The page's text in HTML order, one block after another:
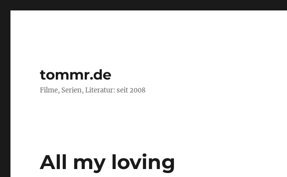
tommr.de
Filme, Serien, Literatur: seit 2008
All my loving